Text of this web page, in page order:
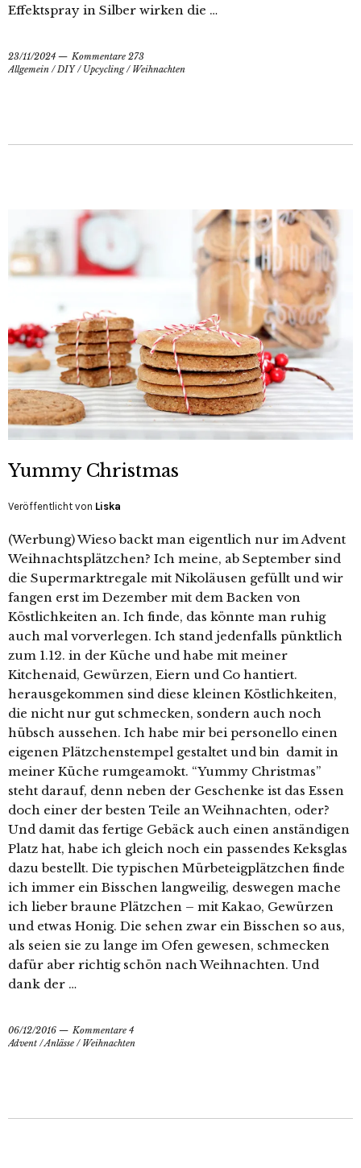
Effektspray in Silber wirken die …
23/11/2024
Kommentare 273
Allgemein /DIY/ Upcycling/ Weihnachten
Yummy Christmas
Veröffentlicht von Liska
(Werbung) Wieso backt man eigentlich nur im Advent
Weihnachtsplätzchen? Ich meine, ab September sind
die Supermarktregale mit Nikoläusen gefüllt und wir
fangen erst im Dezember mit dem Backen von
Köstlichkeiten an. Ich finde, das könnte man ruhig
auch mal vorverlegen. Ich stand jedenfalls pünktlich
zum 1.12. in der Küche und habe mit meiner
Kitchenaid, Gewürzen, Eiern und Co hantiert.
herausgekommen sind diese kleinen Köstlichkeiten,
die nicht nur gut schmecken, sondern auch noch
hübsch aussehen. Ich habe mir bei personello einen
eigenen Plätzchenstempel gestaltet und bin damit in
meiner Küche rumgeamokt. “Yummy Christmas”
steht darauf, denn neben der Geschenke ist das Essen
doch einer der besten Teile an Weihnachten, oder?
Und damit das fertige Gebäck auch einen anständigen
Platz hat, habe ich gleich noch ein passendes Keksglas
dazu bestellt. Die typischen Mürbeteigplätzchen finde
ich immer ein Bisschen langweilig, deswegen mache
ich lieber braune Plätzchen – mit Kakao, Gewürzen
und etwas Honig. Die sehen zwar ein Bisschen so aus,
als seien sie zu lange im Ofen gewesen, schmecken
dafür aber richtig schön nach Weihnachten. Und
dank der …
06/12/2016
Kommentare 4
Advent /Anlässe / Weihnachten